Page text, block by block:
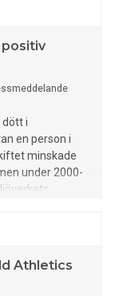
positiv
dött i
en person i
minskade
under 2000-
Athletics